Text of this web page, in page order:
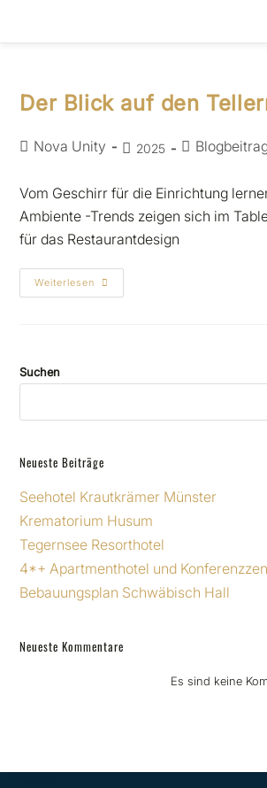
Der Blick auf den
Nova Unity 2025
Vom Geschirr für die Einrichtung
Ambiente -Trends zeigen sich im
für das Restaurantdesign
Weiterlesen
Suchen
Neueste Beiträge
Seehotel Krautkrämer Münster
Krematorium Husum
Tegernsee Resorthotel
4*+ Apartmenthotel und
Bebauungsplan Schwäbisch Hall
Neueste Kommentare
Es sind keine